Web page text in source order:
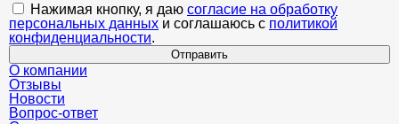
Нажимая кнопку, я даю согласие на обработку
персональных данных и соглашаюсь с политикой
конфиденциальности.
Отправить
О компании
Отзывы
Новости
Вопрос-ответ